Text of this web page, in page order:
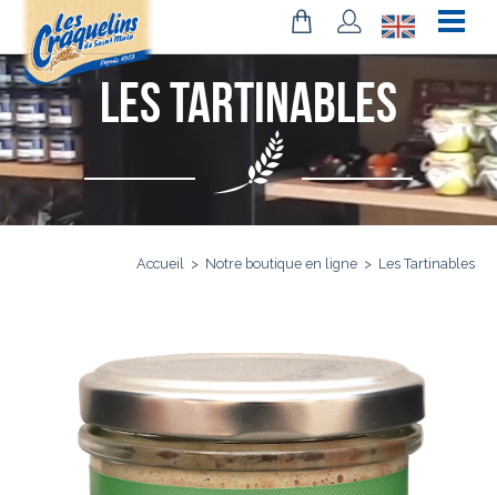
Les Tartinables
Accueil > Notre boutique en ligne > Les Tartinables